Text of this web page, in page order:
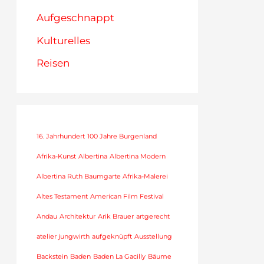
Aufgeschnappt
Kulturelles
Reisen
16. Jahrhundert 100 Jahre Burgenland
Afrika-Kunst Albertina Albertina Modern
Albertina Ruth Baumgarte Afrika-Malerei
Altes Testament American Film Festival
Andau Architektur Arik Brauer artgerecht
atelier jungwirth aufgeknüpft Ausstellung
Backstein Baden Baden La Gacilly Bäume